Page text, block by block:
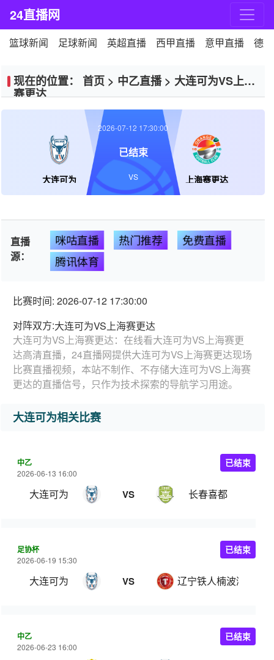
24直播网
篮球新闻 足球新闻 英超直播 西甲直播 意甲直播 德
现在的位置： 首页 > 中乙直播> 大连可为VS上海
赛更达
大连可为 上海赛更达
2026-07-12 17:30:00
已结束
VS
直播
源：
咪咕直播 热门推荐
免费直播
腾讯体育
比赛时间: 2026-07-12 17:30:00
对阵双方:大连可为VS上海赛更达
大连可为VS上海赛更达：在线看大连可为VS上海赛更
达高清直播，24直播网提供大连可为VS上海赛更达现场
比赛直播视频，本站不制作、不存储大连可为VS上海赛
更达的直播信号，只作为技术探索的导航学习用途。
大连可为相关比赛
中乙
2026-06-13 16:00
大连可为 VS 长春喜都
已结束
足协杯
2026-06-19 15:30
大连可为 VS 辽宁铁人楠波湾
已结束
中乙
2026-06-23 16:00
已结束